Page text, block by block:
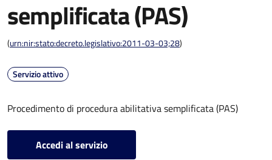
semplificata (PAS)
(urn:nir:stato:decreto.legislativo:2011-03-03;28)
Servizio attivo
Procedimento di procedura abilitativa semplificata (PAS)
Accedi al servizio